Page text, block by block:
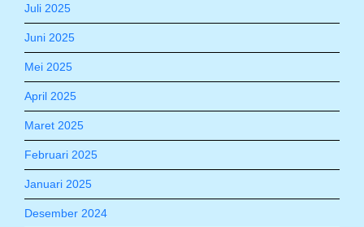
Juli 2025
Juni 2025
Mei 2025
April 2025
Maret 2025
Februari 2025
Januari 2025
Desember 2024